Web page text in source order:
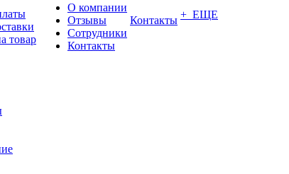
товар
О компании
Отзывы
Сотрудники
Контакты
Контакты + ЕЩЕ